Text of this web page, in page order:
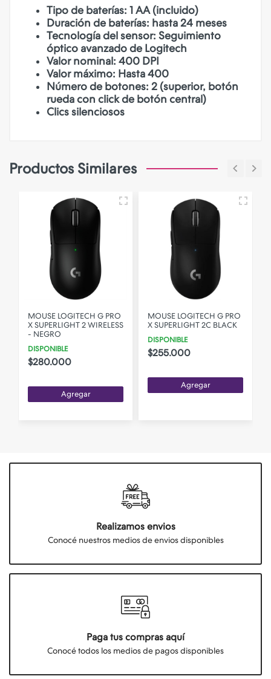
Tipo de baterías: 1 AA (incluido)
Duración de baterías: hasta 24 meses
Tecnología del sensor: Seguimiento
óptico avanzado de Logitech
Valor nominal: 400 DPI
Valor máximo: Hasta 400
Número de botones: 2 (superior, botón
rueda con click de botón central)
Clics silenciosos
Productos Similares
MOUSE LOGITECH G PRO
X SUPERLIGHT 2 WIRELESS
- NEGRO
DISPONIBLE
$280.000
Agregar
MOUSE LOGITECH G PRO
X SUPERLIGHT 2C BLACK
DISPONIBLE
$255.000
Agregar
Realizamos envios
Conocé nuestros medios de envios disponibles
Paga tus compras aquí
Conocé todos los medios de pagos disponibles